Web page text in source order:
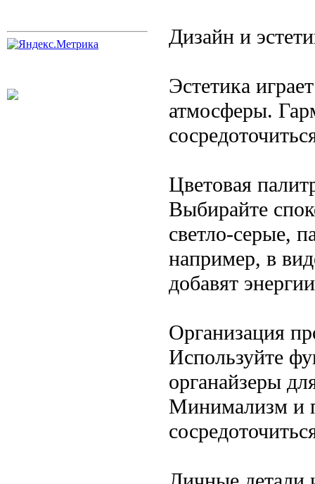
Дизайн и
Эстетика
атмосферы.
Цветовая
Выбирайте
светло-серые,
например, в
добавят
Организация
Используйте
органайзеры
Минимализм и